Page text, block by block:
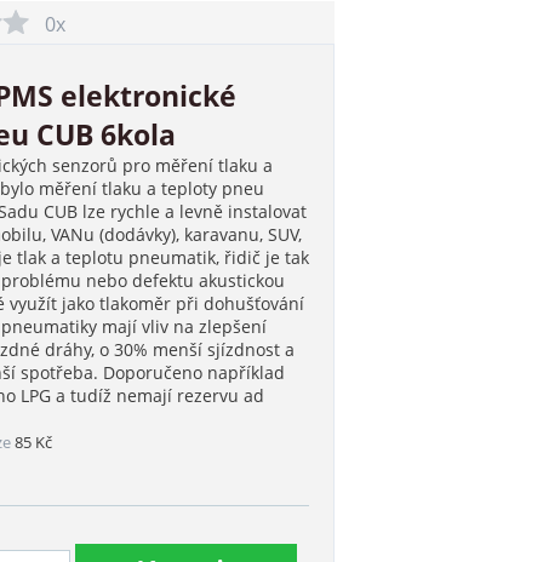
0x
elektronické
CUB 6kola
senzorů pro měření tlaku a
měření tlaku a teploty pneu
CUB lze rychle a levně instalovat
VANu (dodávky), karavanu, SUV,
tlak a teplotu pneumatik, řidič je tak
nebo defektu akustickou
využít jako tlakoměr při dohušťování
mají vliv na zlepšení
dráhy, o 30% menší sjízdnost a
spotřeba. Doporučeno například
LPG a tudíž nemají rezervu ad
85 Kč